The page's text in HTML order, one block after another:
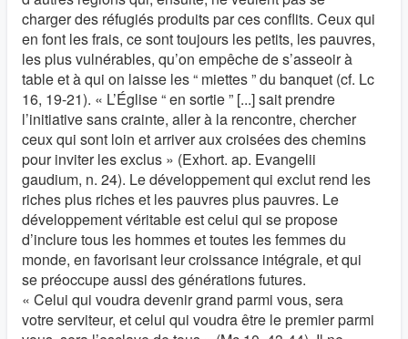
charger des réfugiés produits par ces conflits. Ceux qui
en font les frais, ce sont toujours les petits, les pauvres,
les plus vulnérables, qu’on empêche de s’asseoir à
table et à qui on laisse les “ miettes ” du banquet (cf. Lc
16, 19-21). « L’Église “ en sortie ” [...] sait prendre
l’initiative sans crainte, aller à la rencontre, chercher
ceux qui sont loin et arriver aux croisées des chemins
pour inviter les exclus » (Exhort. ap. Evangelii
gaudium, n. 24). Le développement qui exclut rend les
riches plus riches et les pauvres plus pauvres. Le
développement véritable est celui qui se propose
d’inclure tous les hommes et toutes les femmes du
monde, en favorisant leur croissance intégrale, et qui
se préoccupe aussi des générations futures.
« Celui qui voudra devenir grand parmi vous, sera
votre serviteur, et celui qui voudra être le premier parmi